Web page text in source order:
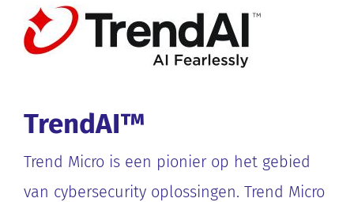
TrendAI™
Trend Micro is een pionier op het gebied
van cybersecurity oplossingen. Trend Micro